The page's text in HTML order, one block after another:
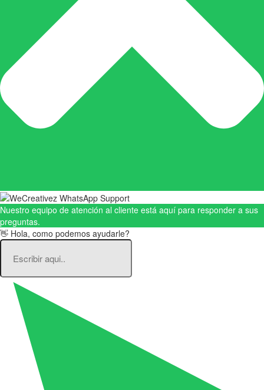
Nuestro equipo de atención al cliente está aquí para responder a sus
preguntas.
👋 Hola, como podemos ayudarle?